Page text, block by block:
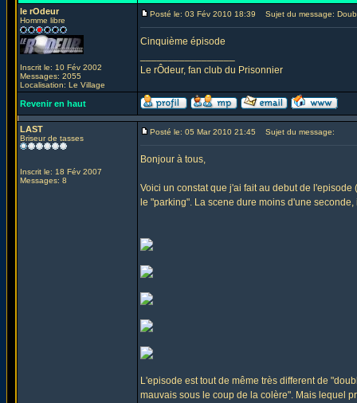
le rOdeur
Homme libre
Inscrit le: 10 Fév 2002
Messages: 2055
Localisation: Le Village
Posté le: 03 Fév 2010 18:39 Sujet du message:
Cinquième épisode
Le rÔdeur, fan club du Prisonnier
Revenir en haut
LAST
Briseur de tasses
Inscrit le: 18 Fév 2007
Messages: 8
Posté le: 05 Mar 2010 21:45 Sujet du message:
Bonjour à tous,
Voici un constat que j'ai fait au debut de
le "parking". La scene dure moins d'une
L'episode est tout de même très different de
mauvais sous le coup de la colère". Mais lequel